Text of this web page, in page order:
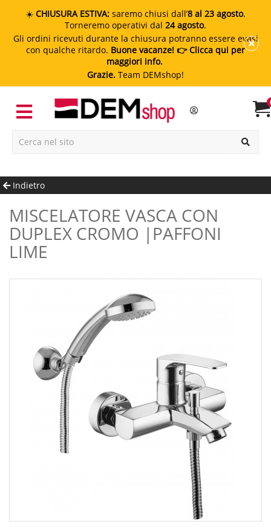
☀️ CHIUSURA ESTIVA: saremo chiusi dall’8 al 23 agosto.
Torneremo operativi dal 24 agosto.
Gli ordini ricevuti durante la chiusura potranno essere evasi
con qualche ritardo. Buone vacanze! 👉 Clicca qui per
maggiori info.
Grazie. Team DEMshop!
Indietro
MISCELATORE VASCA CON
DUPLEX CROMO |PAFFONI
LIME